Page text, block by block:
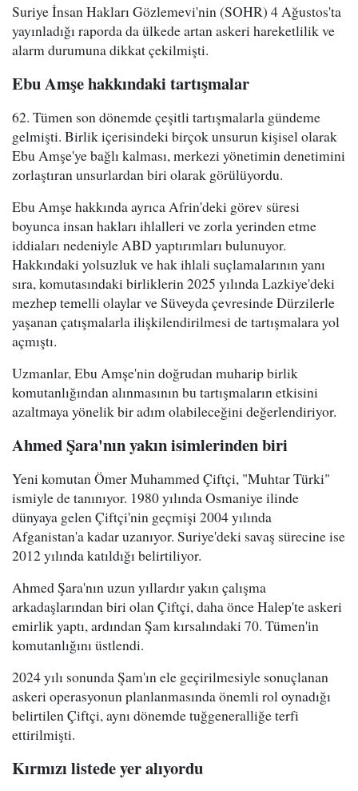
Suriye İnsan Hakları Gözlemevi'nin (SOHR) 4 Ağustos'ta
yayınladığı raporda da ülkede artan askeri hareketlilik ve
alarm durumuna dikkat çekilmişti.
Ebu Amşe hakkındaki tartışmalar
62. Tümen son dönemde çeşitli tartışmalarla gündeme
gelmişti. Birlik içerisindeki birçok unsurun kişisel olarak
Ebu Amşe'ye bağlı kalması, merkezi yönetimin denetimini
zorlaştıran unsurlardan biri olarak görülüyordu.
Ebu Amşe hakkında ayrıca Afrin'deki görev süresi
boyunca insan hakları ihlalleri ve zorla yerinden etme
iddiaları nedeniyle ABD yaptırımları bulunuyor.
Hakkındaki yolsuzluk ve hak ihlali suçlamalarının yanı
sıra, komutasındaki birliklerin 2025 yılında Lazkiye'deki
mezhep temelli olaylar ve Süveyda çevresinde Dürzilerle
yaşanan çatışmalarla ilişkilendirilmesi de tartışmalara yol
açmıştı.
Uzmanlar, Ebu Amşe'nin doğrudan muharip birlik
komutanlığından alınmasının bu tartışmaların etkisini
azaltmaya yönelik bir adım olabileceğini değerlendiriyor.
Ahmed Şara'nın yakın isimlerinden biri
Yeni komutan Ömer Muhammed Çiftçi, "Muhtar Türki"
ismiyle de tanınıyor. 1980 yılında Osmaniye ilinde
dünyaya gelen Çiftçi'nin geçmişi 2004 yılında
Afganistan'a kadar uzanıyor. Suriye'deki savaş sürecine ise
2012 yılında katıldığı belirtiliyor.
Ahmed Şara'nın uzun yıllardır yakın çalışma
arkadaşlarından biri olan Çiftçi, daha önce Halep'te askeri
emirlik yaptı, ardından Şam kırsalındaki 70. Tümen'in
komutanlığını üstlendi.
2024 yılı sonunda Şam'ın ele geçirilmesiyle sonuçlanan
askeri operasyonun planlanmasında önemli rol oynadığı
belirtilen Çiftçi, aynı dönemde tuğgeneralliğe terfi
ettirilmişti.
Kırmızı listede yer alıyordu